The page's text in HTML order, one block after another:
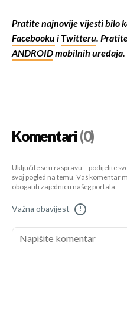
Pratite najnovije vijesti bilo
Facebookui Twitteru.
ANDROIDmobilnih uređaja.
Komentari(0)
Uključite se u raspravu – podijelite
svoj pogled na temu. Vaš komentar
obogatiti zajednicu našeg portala.
Važna obavijest !